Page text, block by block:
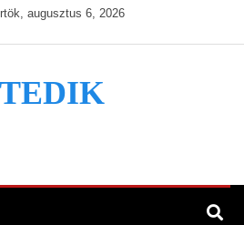
augusztus 6, 2026